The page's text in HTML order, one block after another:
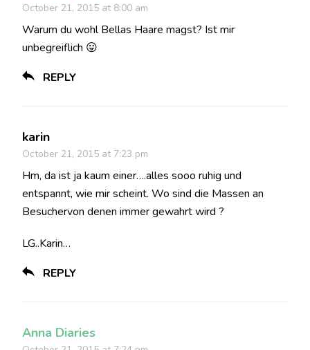
October 21, 2015 at 8:00 am
Warum du wohl Bellas Haare magst? Ist mir
unbegreiflich 😛
REPLY
karin
October 21, 2015 at 7:23 pm
Hm, da ist ja kaum einer….alles sooo ruhig und
entspannt, wie mir scheint. Wo sind die Massen an
Besuchervon denen immer gewahrt wird ?
LG..Karin…
REPLY
Anna Diaries